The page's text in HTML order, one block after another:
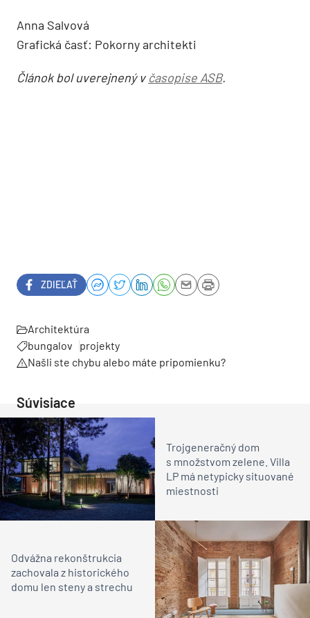
Anna Salvová
Grafická časť: Pokorny architekti
Článok bol uverejnený v časopise ASB.
ZDIEĽAŤ
Architektúra
bungalov
projekty
Našli ste chybu alebo máte pripomienku?
Súvisiace
Trojgeneračný dom
s množstvom zelene. Villa
LP má netypicky situované
miestnosti
Odvážna rekonštrukcia
zachovala z historického
domu len steny a strechu